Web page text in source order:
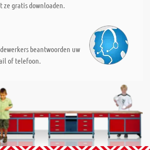
ze gratis downloaden.
beantwoorden uw
of telefoon.